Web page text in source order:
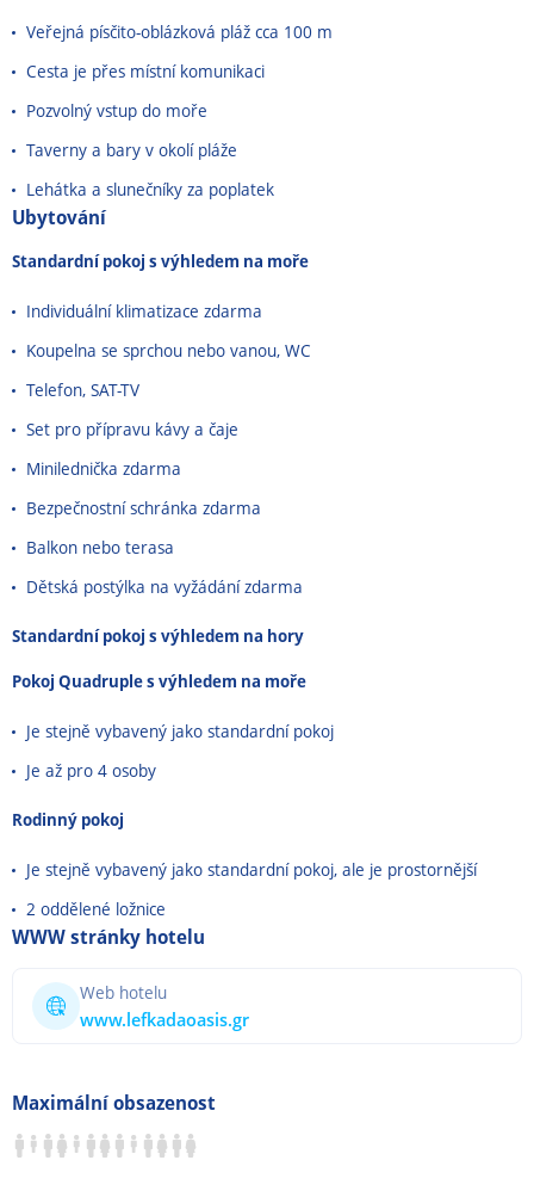
Veřejná písčito-oblázková pláž cca 100 m
Cesta je přes místní komunikaci
Pozvolný vstup do moře
Taverny a bary v okolí pláže
Lehátka a slunečníky za poplatek
Ubytování
Standardní pokoj s výhledem na moře
Individuální klimatizace zdarma
Koupelna se sprchou nebo vanou, WC
Telefon, SAT-TV
Set pro přípravu kávy a čaje
Minilednička zdarma
Bezpečnostní schránka zdarma
Balkon nebo terasa
Dětská postýlka na vyžádání zdarma
Standardní pokoj s výhledem na hory
Pokoj Quadruple s výhledem na moře
Je stejně vybavený jako standardní pokoj
Je až pro 4 osoby
Rodinný pokoj
Je stejně vybavený jako standardní pokoj, ale je prostornější
2 oddělené ložnice
WWW stránky hotelu
Web hotelu
www.lefkadaoasis.gr
Maximální obsazenost